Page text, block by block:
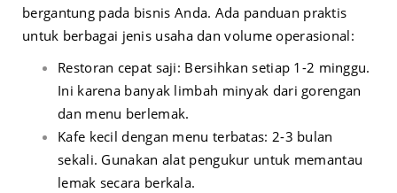
bergantung pada bisnis Anda. Ada panduan praktis
untuk berbagai jenis usaha dan volume operasional:
Restoran cepat saji: Bersihkan setiap 1-2 minggu.
Ini karena banyak limbah minyak dari gorengan
dan menu berlemak.
Kafe kecil dengan menu terbatas: 2-3 bulan
sekali. Gunakan alat pengukur untuk memantau
lemak secara berkala.